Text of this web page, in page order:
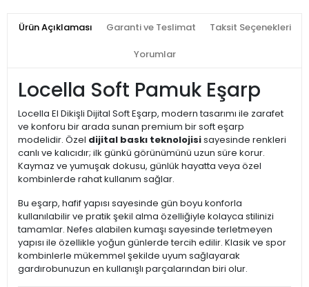
Ürün Açıklaması Garanti ve Teslimat Taksit Seçenekleri
Yorumlar
Locella Soft Pamuk Eşarp
Locella El Dikişli Dijital Soft Eşarp, modern tasarımı ile zarafet
ve konforu bir arada sunan premium bir soft eşarp
modelidir. Özel dijital baskı teknolojisisayesinde renkleri
canlı ve kalıcıdır; ilk günkü görünümünü uzun süre korur.
Kaymaz ve yumuşak dokusu, günlük hayatta veya özel
kombinlerde rahat kullanım sağlar.
Bu eşarp, hafif yapısı sayesinde gün boyu konforla
kullanılabilir ve pratik şekil alma özelliğiyle kolayca stilinizi
tamamlar. Nefes alabilen kumaşı sayesinde terletmeyen
yapısı ile özellikle yoğun günlerde tercih edilir. Klasik ve spor
kombinlerle mükemmel şekilde uyum sağlayarak
gardırobunuzun en kullanışlı parçalarından biri olur.